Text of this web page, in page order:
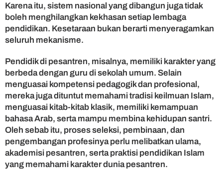
Karena itu, sistem nasional yang dibangun juga tidak
boleh menghilangkan kekhasan setiap lembaga
pendidikan. Kesetaraan bukan berarti menyeragamkan
seluruh mekanisme.
Pendidik di pesantren, misalnya, memiliki karakter yang
berbeda dengan guru di sekolah umum. Selain
menguasai kompetensi pedagogik dan profesional,
mereka juga dituntut memahami tradisi keilmuan Islam,
menguasai kitab-kitab klasik, memiliki kemampuan
bahasa Arab, serta mampu membina kehidupan santri.
Oleh sebab itu, proses seleksi, pembinaan, dan
pengembangan profesinya perlu melibatkan ulama,
akademisi pesantren, serta praktisi pendidikan Islam
yang memahami karakter dunia pesantren.